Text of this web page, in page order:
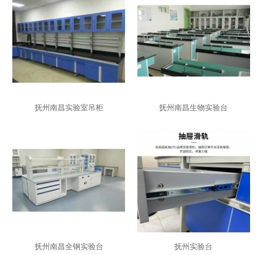
抚州南昌实验室吊柜 抚州南昌生物实验台
抚州南昌全钢实验台 抚州实验台